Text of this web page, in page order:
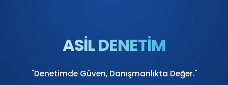
ASİL DENETİM
"Denetimde Güven, Danışmanlıkta Değer."